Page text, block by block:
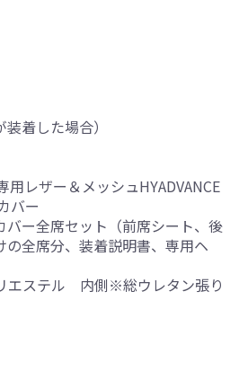
着した場合）
レザー＆メッシュHYADVANCE
バー
バー全席セット（前席シート、後
の全席分、装着説明書、専用ヘ
エステル 内側※総ウレタン張り